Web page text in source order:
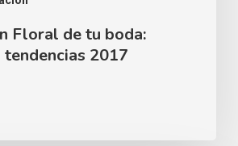
Floral de tu boda:
tendencias 2017